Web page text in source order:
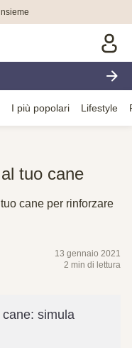
I più popolari Lifestyle
tuo cane
cane per rinforzare
13 gennaio 2021
2 min di lettura
simula